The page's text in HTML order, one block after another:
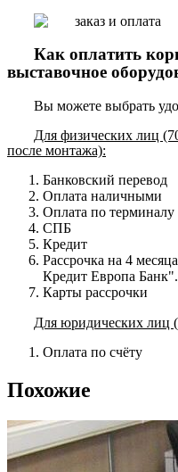
Как оплатить
выставочное
Вы можете выбрать
Для физических лиц
после монтажа):
Банковский перевод
Оплата наличными
Оплата по терминалу
СПБ
Кредит
Рассрочка на 4
Кредит Европа Банк".
Карты рассрочки
Для юридических лиц
Оплата по счёту
Похожие